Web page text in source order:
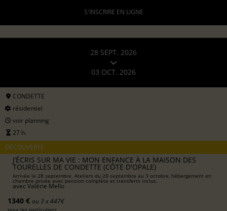
S'INSCRIRE EN LIGNE
28 SEPT. 2026
03 OCT. 2026
CONDETTE
résidentiel
voir planning
27 h.
DÉCOUVERTE
J’ÉCRIS SUR MA VIE : MON ENFANCE À LA MAISON DES
TOURELLES DE CONDETTE (CÔTE D'OPALE)
Arrivée le 28 septembre. Ateliers du 28 septembre au 3 octobre, hébergement en
chambre privée avec pension complète et transferts inclus.
avec Valérie Mello
1340 € ou 3 x 447€
pour les particuliers